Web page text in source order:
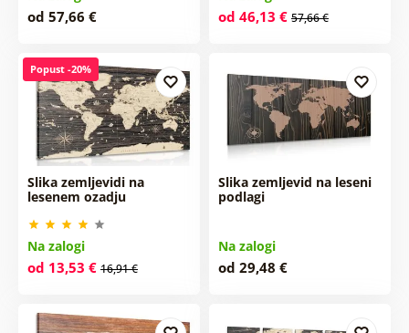
od 57,66 € od 46,13 € 57,66 €
Popust -20%
Slika zemljevidi na
lesenem ozadju
Na zalogi
od 13,53 € 16,91 €
Slika zemljevid na leseni
podlagi
Na zalogi
od 29,48 €